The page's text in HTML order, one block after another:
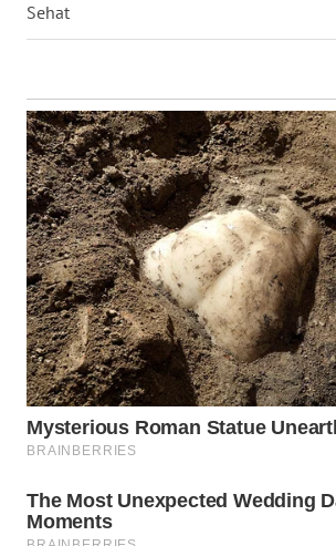
SehatWN
LAMPUNG
WN
JATENG
WN
NUSANTARA
WN
JOGJA
WN
JATIM
WN
BALI
WN
KALBAR